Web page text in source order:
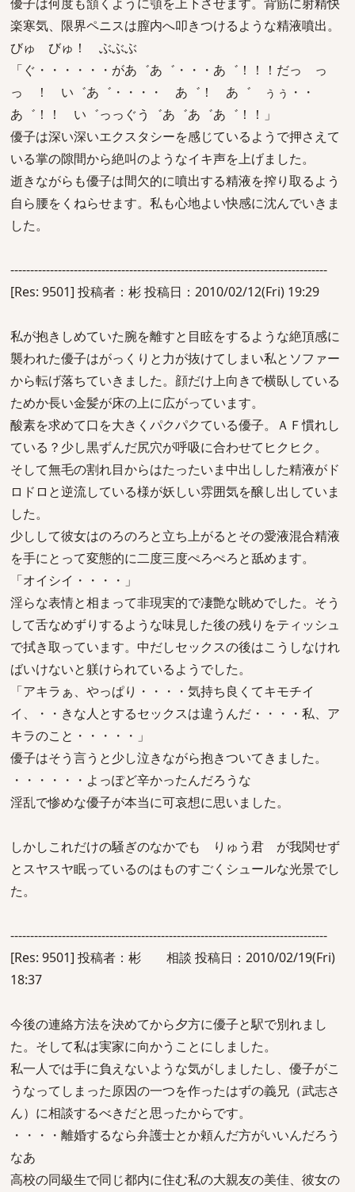
楽寒気、限界ペニスは膣内へ叩きつけるような精液噴出。
びゅ びゅ！ ぶぶぶ
「ぐ・・・・・・があ゛あ゛・・・あ゛！！！だっ っ
っ ！ い゛あ゛・・・・ あ゛！ あ゛ ぅぅ・・
あ゛！！ い゛っっぐう゛あ゛あ゛あ゛！！」
優子は深い深いエクスタシーを感じているようで押さえて
いる掌の隙間から絶叫のようなイキ声を上げました。
逝きながらも優子は間欠的に噴出する精液を搾り取るよう
自ら腰をくねらせます。私も心地よい快感に沈んでいきま
した。
--------------------------------------------------------------------------------
[Res: 9501] 投稿者：彬 投稿日：2010/02/12(Fri) 19:29
私が抱きしめていた腕を離すと目眩をするような絶頂感に
襲われた優子はがっくりと力が抜けてしまい私とソファー
から転げ落ちていきました。顔だけ上向きで横臥している
ためか長い金髪が床の上に広がっています。
酸素を求めて口を大きくパクパクている優子。ＡＦ慣れし
ている？少し黒ずんだ尻穴が呼吸に合わせてヒクヒク。
そして無毛の割れ目からはたったいま中出しした精液がド
ロドロと逆流している様が妖しい雰囲気を醸し出していま
した。
少しして彼女はのろのろと立ち上がるとその愛液混合精液
を手にとって変態的に二度三度ぺろぺろと舐めます。
「オイシイ・・・・」
淫らな表情と相まって非現実的で凄艶な眺めでした。そう
して舌なめずりするような味見した後の残りをティッシュ
で拭き取っています。中だしセックスの後はこうしなけれ
ばいけないと躾けられているようでした。
「アキラぁ、やっぱり・・・・気持ち良くてキモチイ
イ、・・きな人とするセックスは違うんだ・・・・私、ア
キラのこと・・・・・」
優子はそう言うと少し泣きながら抱きついてきました。
・・・・・・よっぽど辛かったんだろうな
淫乱で惨めな優子が本当に可哀想に思いました。
しかしこれだけの騒ぎのなかでも りゅう君 が我関せず
とスヤスヤ眠っているのはものすごくシュールな光景でし
た。
--------------------------------------------------------------------------------
[Res: 9501] 投稿者：彬 相談 投稿日：2010/02/19(Fri)
18:37
今後の連絡方法を決めてから夕方に優子と駅で別れまし
た。そして私は実家に向かうことにしました。
私一人では手に負えないような気がしましたし、優子がこ
うなってしまった原因の一つを作ったはずの義兄（武志さ
ん）に相談するべきだと思ったからです。
・・・・離婚するなら弁護士とか頼んだ方がいいんだろう
なあ
高校の同級生で同じ都内に住む私の大親友の美佳、彼女の